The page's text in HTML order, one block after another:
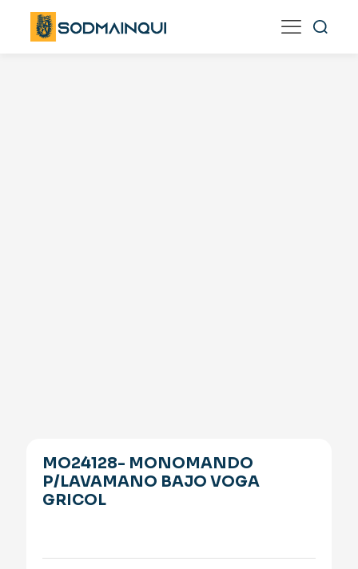
MO24128- MONOMANDO
P/LAVAMANO BAJO VOGA
GRICOL